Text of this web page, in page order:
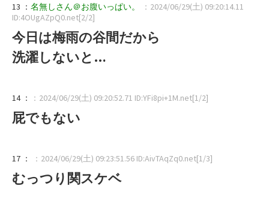
13 ： 名無しさん＠お腹いっぱい。
：2024/06/29(土) 09:20:14.11
ID:4OUgAZpQ0.net[2/2]
今日は梅雨の谷間だから
洗濯しないと…
14 ： ：2024/06/29(土) 09:20:52.71 ID:YFi8pi+1M.net[1/2]
屁でもない
17 ： ：2024/06/29(土) 09:23:51.56 ID:AivTAqZq0.net[1/3]
むっつり関スケベ